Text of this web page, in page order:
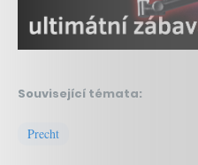
Související témata:
Precht